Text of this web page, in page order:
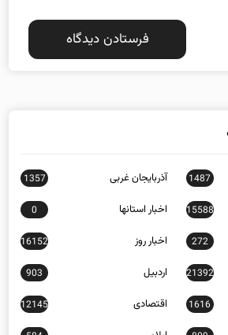
15588 اخبار استانها 0
272 اخبار روز 16152
21392 اردبیل 903
1616 اقتصادی 12145
809
584